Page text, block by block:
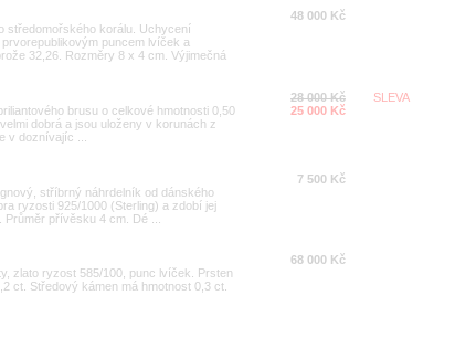
středomořského korálu. Uchycení
puncem lvíček a
32,26. Rozměry 8 x 4 cm. Výjimečná
48 000 Kč
brusu o celkové hmotnosti 0,50
dobrá a jsou uloženy v korunách z
v doznívajíc ...
28 000 Kč
25 000 Kč
SLEVA
stříbrný náhrdelník od dánského
ryzosti 925/1000 (Sterling) a zdobí jej
přívěsku 4 cm. Dé ...
7 500 Kč
zlato ryzost 585/100, punc lvíček. Prsten
ct. Středový kámen má hmotnost 0,3 ct.
68 000 Kč